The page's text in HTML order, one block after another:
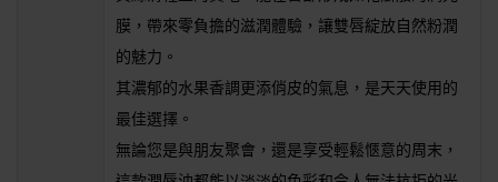
膜，帶來零負擔的滋潤體驗，讓雙唇綻放自然粉潤
的魅力。
其濃郁的水果香調更添俏皮的氣息，是天天使用的
最佳選擇。
無論您是與朋友聚會，還是享受輕鬆愜意的周末，